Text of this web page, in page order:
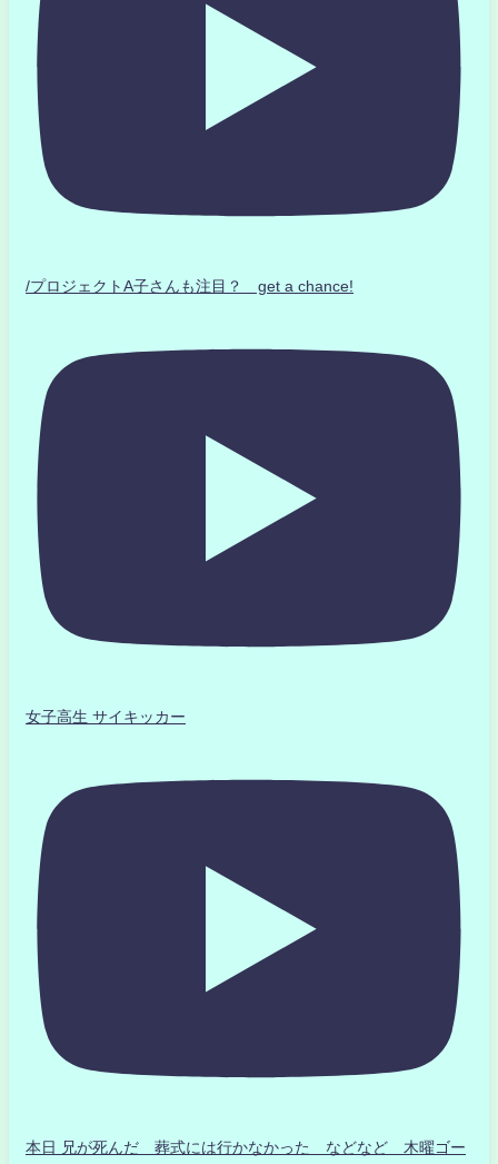
/プロジェクトA子さんも注目？ get a chance!
女子高生 サイキッカー
本日 兄が死んだ 葬式には行かなかった などなど 木曜ゴー